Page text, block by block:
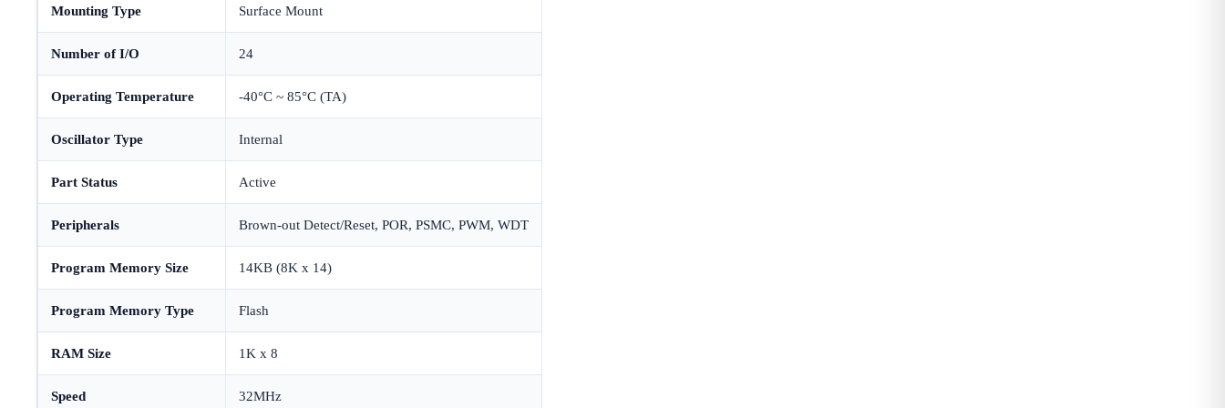
Mounting Type Surface Mount
Number of I/O 24
Operating Temperature -40°C ~ 85°C (TA)
Oscillator Type Internal
Part Status Active
Peripherals Brown-out Detect/Reset, POR, PSMC, PWM, WDT
Program Memory Size 14KB (8K x 14)
Program Memory Type Flash
RAM Size 1K x 8
Speed 32MHz